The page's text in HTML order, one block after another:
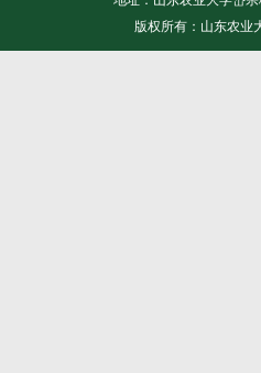
版权所有：山东农业